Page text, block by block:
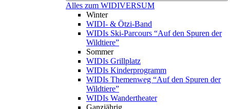
Alles zum WIDIVERSUM
Winter
WIDI- & Ötzi-Band
WIDIs Ski-Parcours “Auf den Spuren der
Wildtiere”
Sommer
WIDIs Grillplatz
WIDIs Kinderprogramm
WIDIs Themenweg “Auf den Spuren der
Wildtiere”
WIDIs Wandertheater
Ganzjährig